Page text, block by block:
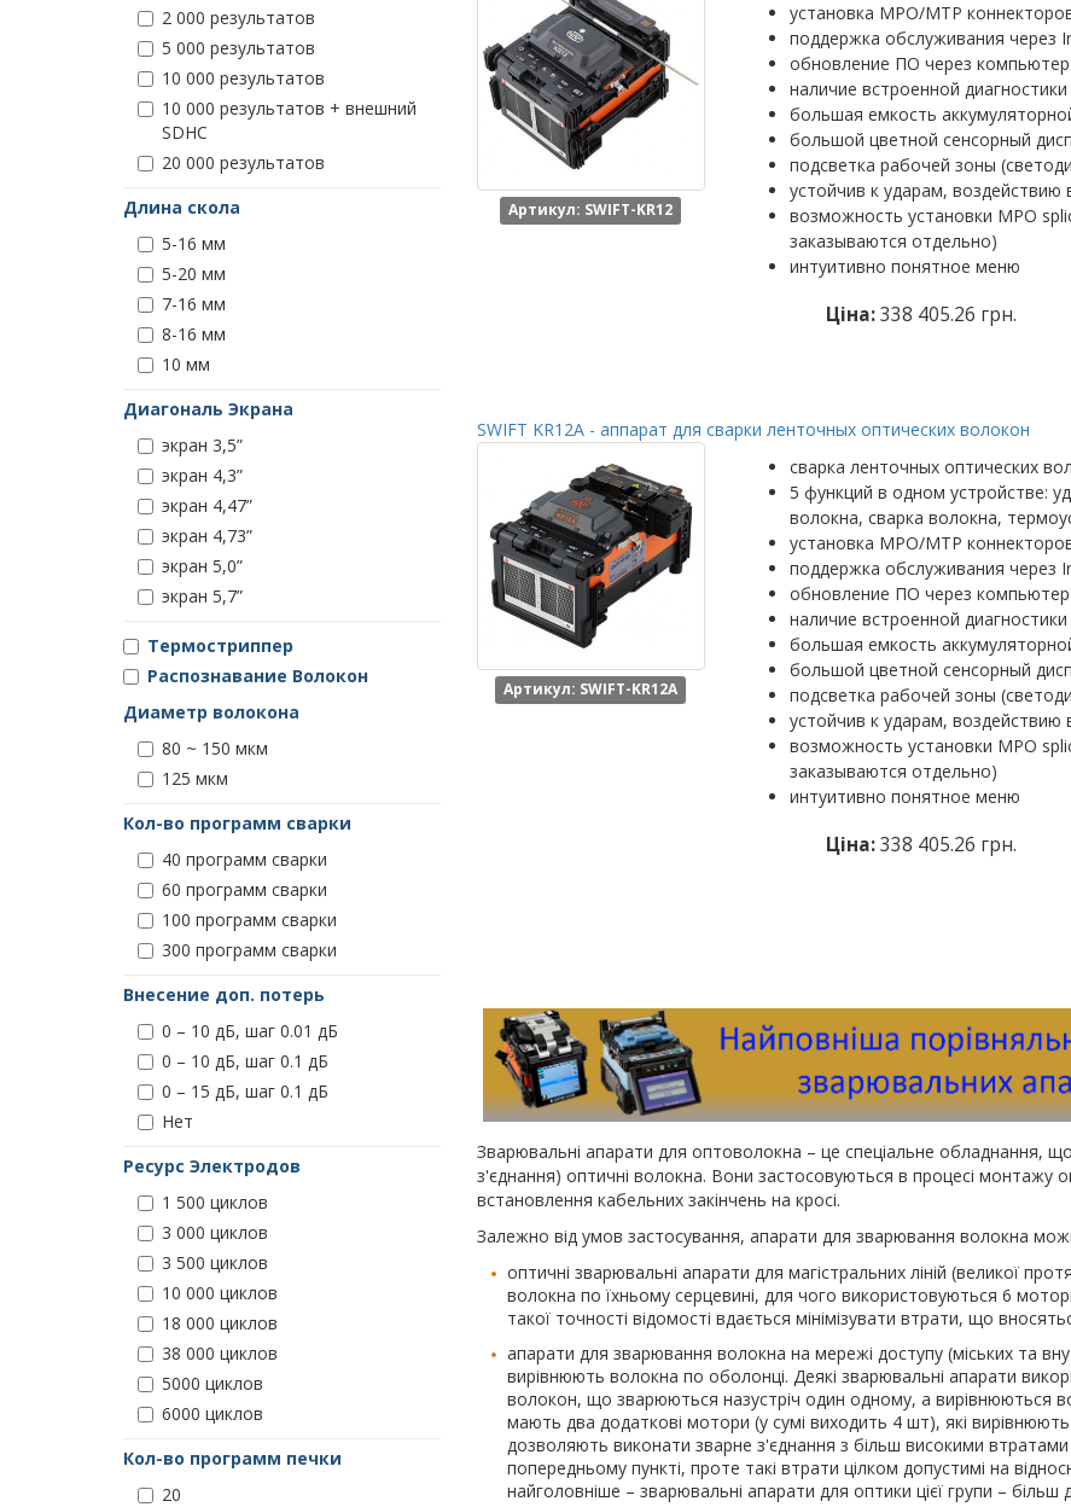
2 000 результатов
5 000 результатов
10 000 результатов
10 000 результатов + внешний
SDHC
20 000 результатов
Длина скола
5-16 мм
5-20 мм
7-16 мм
8-16 мм
10 мм
Диагональ Экрана
экран 3,5”
экран 4,3”
экран 4,47”
экран 4,73”
экран 5,0”
экран 5,7”
Термостриппер
Распознавание Волокон
Диаметр волокона
80 ~ 150 мкм
125 мкм
Кол-во программ сварки
40 программ сварки
60 программ сварки
100 программ сварки
300 программ сварки
Внесение доп. потерь
0 – 10 дБ, шаг 0.01 дБ
0 – 10 дБ, шаг 0.1 дБ
0 – 15 дБ, шаг 0.1 дБ
Нет
Ресурс Электродов
1 500 циклов
3 000 циклов
3 500 циклов
10 000 циклов
18 000 циклов
38 000 циклов
5000 циклов
6000 циклов
Кол-во программ печки
20
Артикул: SWIFT-KR12
установка MPO/MTP
поддержка обслуживания через
обновление ПО через
наличие встроенной
большая емкость
большой цветной сенсорный
подсветка рабочей зоны
устойчив к ударам, воздействию
возможность установки MPO
заказываются отдельно)
интуитивно понятное меню
Ціна: 338 405.26 грн.
SWIFT KR12A - аппарат для сварки ленточных оптических волокон
Артикул: SWIFT-KR12A
сварка ленточных оптических
5 функций в одном устройстве:
волокна, сварка волокна,
установка MPO/MTP
поддержка обслуживания через
обновление ПО через
наличие встроенной
большая емкость
большой цветной сенсорный
подсветка рабочей зоны
устойчив к ударам, воздействию
возможность установки MPO
заказываются отдельно)
интуитивно понятное меню
Ціна: 338 405.26 грн.
Зварювальні апарати для оптоволокна – це спеціальне обладнання,
з'єднання) оптичні волокна. Вони застосовуються в процесі монтажу
встановлення кабельних закінчень на кросі.
Залежно від умов застосування, апарати для зварювання волокна
оптичні зварювальні апарати для магістральних ліній (великої
волокна по їхньому серцевині, для чого використовуються 6
такої точності відомості вдається мінімізувати втрати, що
апарати для зварювання волокна на мережі доступу (міських та
вирівнюють волокна по оболонці. Деякі зварювальні апарати
волокон, що зварюються назустріч один одному, а вирівнюються
мають два додаткові мотори (у сумі виходить 4 шт), які
дозволяють виконати зварне з'єднання з більш високими втратами
попередньому пункті, проте такі втрати цілком допустимі на
найголовніше – зварювальні апарати для оптики цієї групи –